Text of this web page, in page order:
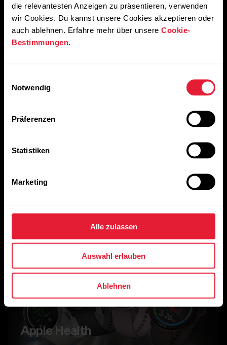
die relevantesten Anzeigen zu präsentieren, verwenden
wir Cookies. Du kannst unsere Cookies akzeptieren oder
auch ablehnen. Erfahre mehr über unsere Cookie-
Bestimmungen
Notwendig
Präferenzen
Statistiken
Marketing
Alle zulassen
Auswahl erlauben
Ablehnen
Google Fit
Zu Google Fit wechseln
Apple Health